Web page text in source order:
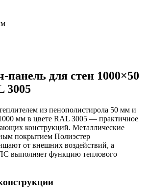
для стен 1000×50
3005
из пенополистирола 50 мм и
мм в цвете RAL 3005 — практичное
конструкций. Металлические
покрытием Полиэстер
от внешних воздействий, а
выполняет функцию теплового